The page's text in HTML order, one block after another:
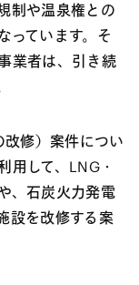
制や温泉権との
っています。そ
業者は、引き続
修）案件につい
用して、LNG・
、石炭火力発電
設を改修する案